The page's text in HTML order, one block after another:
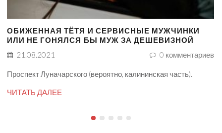
ОБИЖЕННАЯ ТЁТЯ И СЕРВИСНЫЕ МУЖЧИНКИ
ИЛИ НЕ ГОНЯЛСЯ БЫ МУЖ ЗА ДЕШЕВИЗНОЙ
21.08.2021
0 комментариев
Проспект Луначарского (вероятно, калининская часть).
ЧИТАТЬ ДАЛЕЕ